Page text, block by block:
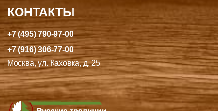
КОНТАКТЫ
+7 (495) 790-97-00
+7 (916) 306-77-00
Москва, ул. Каховка, д. 25